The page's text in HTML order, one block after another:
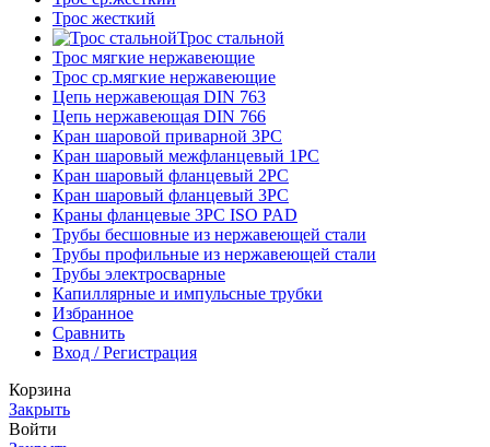
Трос жесткий
Трос стальной
Трос мягкие нержавеющие
Трос ср.мягкие нержавеющие
Цепь нержавеющая DIN 763
Цепь нержавеющая DIN 766
Кран шаровой приварной 3PC
Кран шаровый межфланцевый 1PC
Кран шаровый фланцевый 2PC
Кран шаровый фланцевый 3PC
Краны фланцевые 3PC ISO PAD
Трубы бесшовные из нержавеющей стали
Трубы профильные из нержавеющей стали
Трубы электросварные
Капиллярные и импульсные трубки
Избранное
Сравнить
Вход / Регистрация
Корзина
Закрыть
Войти